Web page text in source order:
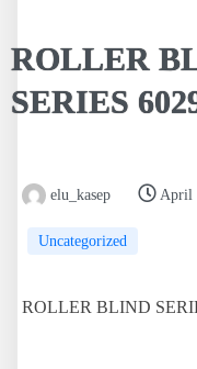
ROLLER
SERIES
elu_kasep April
Uncategorized
ROLLER BLIND